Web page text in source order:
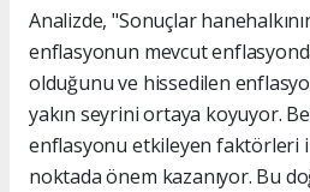
Analizde, "Sonuçlar
enflasyonun mevcut
olduğunu ve hissedilen
yakın seyrini ortaya koyuyor.
enflasyonu etkileyen faktörleri
noktada önem kazanıyor. Bu